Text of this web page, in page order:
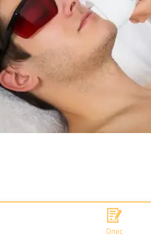
Опис